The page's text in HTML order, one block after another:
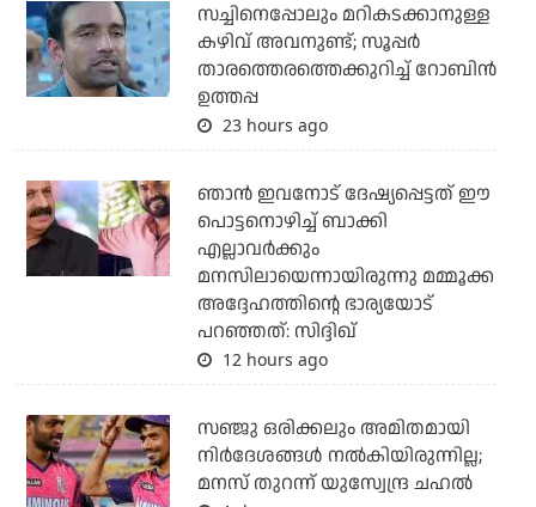
സച്ചിനെപ്പോലും മറികടക്കാനുള്ള
കഴിവ് അവനുണ്ട്; സൂപ്പര്‍
താരത്തെരത്തെക്കുറിച്ച് റോബിന്‍
ഉത്തപ്പ
23 hours ago
ഞാന്‍ ഇവനോട് ദേഷ്യപ്പെട്ടത് ഈ
പൊട്ടനൊഴിച്ച് ബാക്കി
എല്ലാവര്‍ക്കും
മനസിലായെന്നായിരുന്നു മമ്മൂക്ക
അദ്ദേഹത്തിന്റെ ഭാര്യയോട്
പറഞ്ഞത്: സിദ്ദിഖ്
12 hours ago
സഞ്ജു ഒരിക്കലും അമിതമായി
നിര്‍ദേശങ്ങള്‍ നല്‍കിയിരുന്നില്ല;
മനസ് തുറന്ന് യുസ്വേന്ദ്ര ചഹല്‍